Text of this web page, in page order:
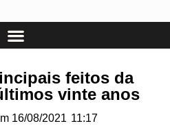
feitos da
vinte anos
16/08/2021 11:17